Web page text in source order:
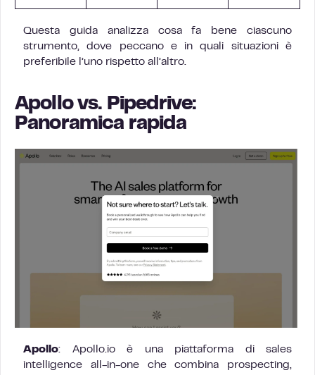
Questa guida analizza cosa fa bene ciascuno
strumento, dove peccano e in quali situazioni è
preferibile l’uno rispetto all’altro.
Apollo vs. Pipedrive:
Panoramica rapida
Apollo: Apollo.io è una piattaforma di sales
intelligence all-in-one che combina prospecting,